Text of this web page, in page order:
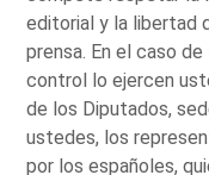
editorial y la libertad
prensa. En el caso
control lo ejercen
de los Diputados,
ustedes, los
por los españoles,